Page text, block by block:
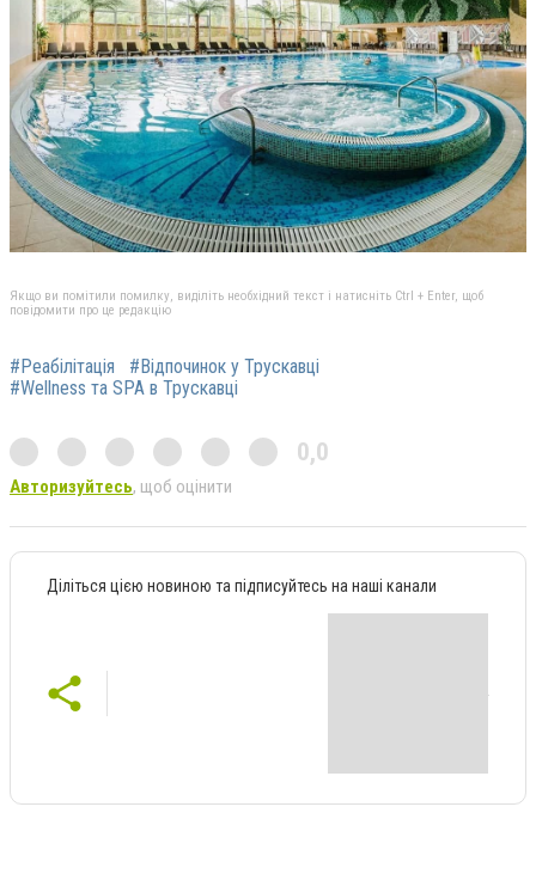
Якщо ви помітили помилку, виділіть необхідний текст і натисніть Ctrl + Enter, щоб
повідомити про це редакцію
#Реабілітація
#Відпочинок у Трускавці
#Wellness та SPA в Трускавці
0,0
Авторизуйтесь, щоб оцінити
Діліться цією новиною та підписуйтесь на наші канали